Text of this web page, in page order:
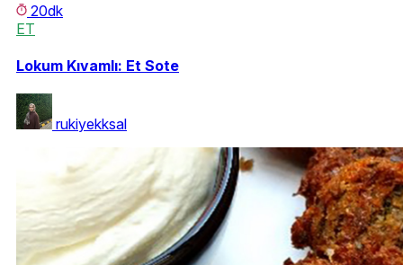
20dk
ET
Lokum Kıvamlı: Et Sote
rukiyekksal